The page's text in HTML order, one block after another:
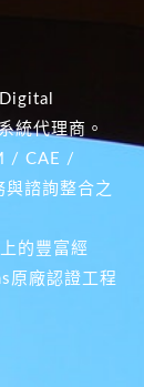
統代理商。
/ CAE /
諮詢整合之
的豐富經
原廠認證工程